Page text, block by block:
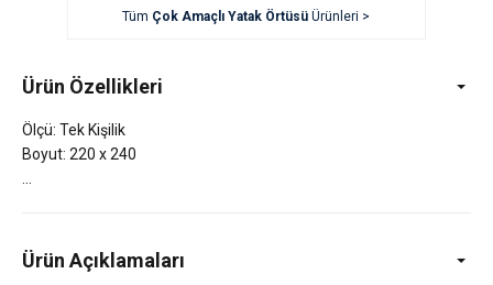
Tüm Çok Amaçlı Yatak Örtüsü Ürünleri >
Ürün Özellikleri
Ölçü: Tek Kişilik
Boyut: 220 x 240
Ürün Açıklamaları